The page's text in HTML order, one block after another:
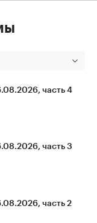
часть 4
часть 3
часть 2